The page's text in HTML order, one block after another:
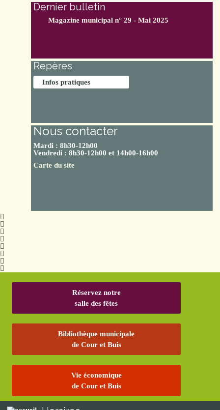
Dernier bulletin
Magazine municipal n° 29 - Mai 2025
Repères
Infos pratiques
Nous contacter
Mardi : 8h30-12h00
Vendredi : 8h30-12h00 et 14h00-16h00
Carte du site
Réservez notre
salle des fêtes
Bibliothèque municipale
de Cour et Buis
Vie économique
de Cour et Buis